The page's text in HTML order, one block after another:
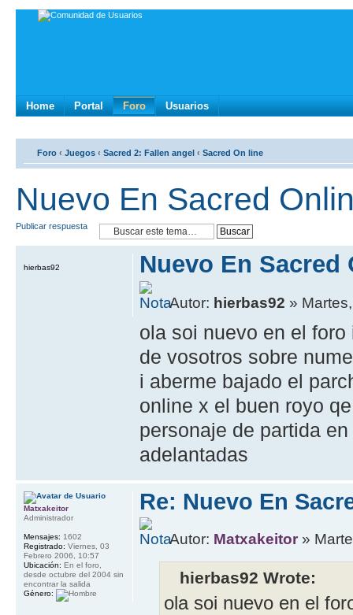
Home Portal Foro Usuarios
Foro ‹ Juegos ‹ Sacred 2: Fallen angel ‹ Sacred On line
Nuevo En Sacred
Publicar respuesta
Nuevo En Sacred
Autor: hierbas92 »
ola soi nuevo en el
de vosotros sobre
i aberme bajado el
online x el buen royo
personaje de partida
adelantadas
hierbas92
Re: Nuevo En
Autor: Matxakeitor »
hierbas92 Wrote:
ola soi nuevo en el
Matxakeitor
Administrador
Mensajes: 1602
Registrado: Viernes, 03
Febrero 2006, 10:57
Ubicación: En el foro,
desde octubre del 2004 sin
encontrar la salida
Género: